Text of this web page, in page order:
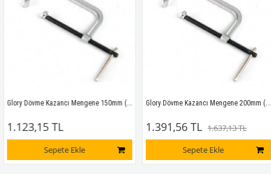
Glory Dövme Kazancı Mengene 150mm (6")
1.123,15 TL
Sepete Ekle
Glory Dövme Kazancı Mengene 200mm (8")
1.391,56 TL 1.637,13 TL
Sepete Ekle